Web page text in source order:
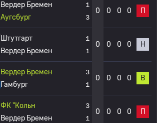
Вердер Бремен
Аугсбург
1
3
0 0 0 0 П
Штутгарт
Вердер Бремен
1
1
0 0 0 0 Н
Вердер Бремен
Гамбург
3
1
0 0 0 0 В
ФК "Кольн
Вердер Бремен
3
1
0 0 0 0 П